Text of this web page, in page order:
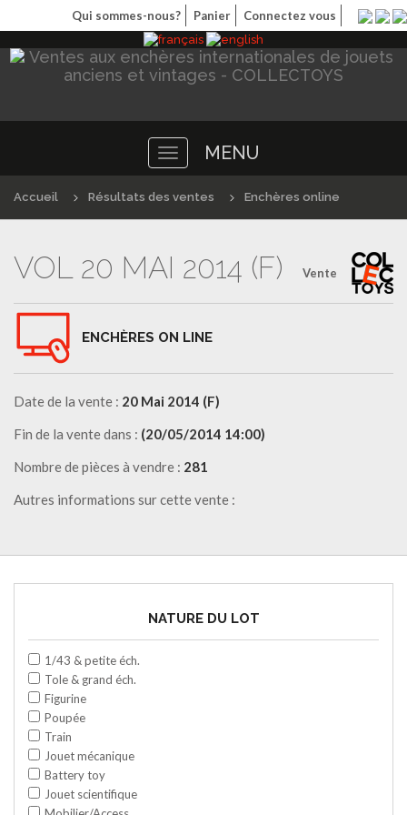
Qui sommes-nous? Panier Connectez vous
Toggle
navigation
MENU
Accueil Résultats des ventes Enchères online
Vente
VOL 20 MAI 2014 (F)
ENCHÈRES ON LINE
Date de la vente : 20 Mai 2014 (F)
Fin de la vente dans : (20/05/2014 14:00)
Nombre de pièces à vendre : 281
Autres informations sur cette vente :
NATURE DU LOT
1/43 & petite éch.
Tole & grand éch.
Figurine
Poupée
Train
Jouet mécanique
Battery toy
Jouet scientifique